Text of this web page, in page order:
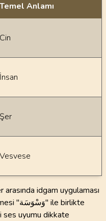
Temel Anlamı
Cin
İnsan
Şer
Vesvese
idgam uygulaması
ses uyumu dikkate